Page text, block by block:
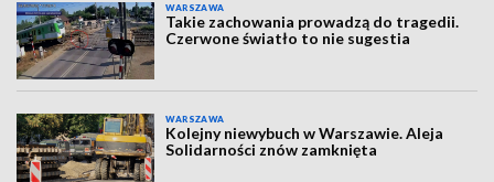
WARSZAWA
Takie zachowania prowadzą do tragedii.
Czerwone światło to nie sugestia
WARSZAWA
Kolejny niewybuch w Warszawie. Aleja
Solidarności znów zamknięta